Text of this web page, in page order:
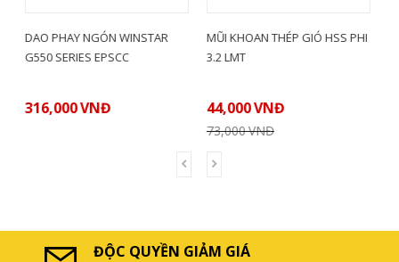
MŨI KHOAN THÉP GIÓ HSS PHI
3.2 LMT
44,000VNĐ
CÁN DAO MÓC LỖ KYOCERA
A10L-STLPR09-12AE
LIÊN HỆ
ĐỘC QUYỀN GIẢM GIÁ